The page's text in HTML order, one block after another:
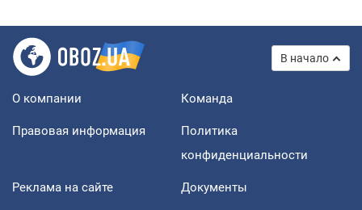
В начало
О компании Команда
Правовая информация
Политика
конфиденциальности
Реклама на сайте Документы